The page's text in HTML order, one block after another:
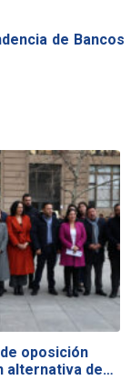
de Bancos
oposición
alternativa de…